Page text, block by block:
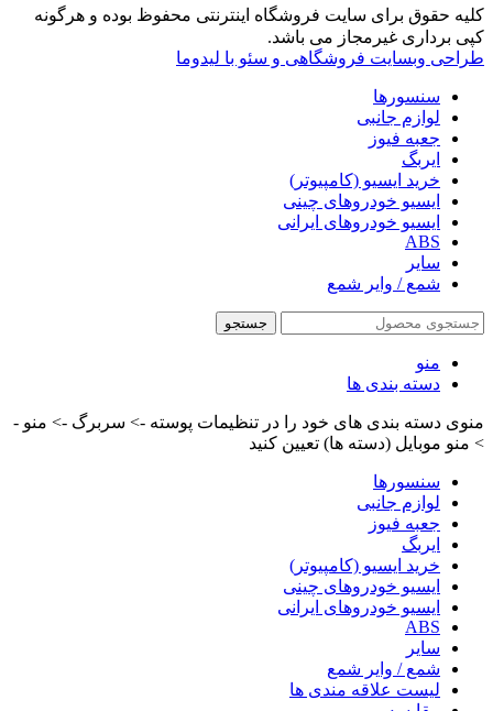
کلیه حقوق برای سایت فروشگاه اینترنتی محفوظ بوده و هرگونه
کپی برداری غیرمجاز می باشد.
طراحی وبسایت فروشگاهی و سئو با لیدوما
سنسورها
لوازم جانبی
جعبه فیوز
ایربگ
خرید ایسیو (کامپیوتر)
ایسیو خودروهای چینی
ایسیو خودروهای ایرانی
ABS
سایر
شمع / وایر شمع
جستجو
منو
دسته بندی ها
منوی دسته بندی های خود را در تنظیمات پوسته -> سربرگ -> منو -
> منو موبایل (دسته ها) تعیین کنید
سنسورها
لوازم جانبی
جعبه فیوز
ایربگ
خرید ایسیو (کامپیوتر)
ایسیو خودروهای چینی
ایسیو خودروهای ایرانی
ABS
سایر
شمع / وایر شمع
لیست علاقه مندی ها